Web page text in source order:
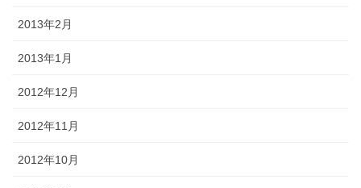
2013年2月
2013年1月
2012年12月
2012年11月
2012年10月